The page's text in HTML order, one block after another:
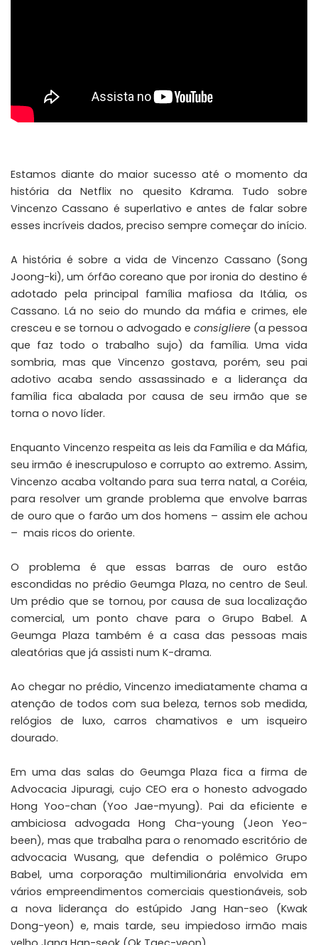
Estamos diante do maior sucesso até o momento da
história da Netflix no quesito Kdrama. Tudo sobre
Vincenzo Cassano é superlativo e antes de falar sobre
esses incríveis dados, preciso sempre começar do início.
A história é sobre a vida de Vincenzo Cassano (Song
Joong-ki), um órfão coreano que por ironia do destino é
adotado pela principal família mafiosa da Itália, os
Cassano. Lá no seio do mundo da máfia e crimes, ele
cresceu e se tornou o advogado e consigliere (a pessoa
que faz todo o trabalho sujo) da família. Uma vida
sombria, mas que Vincenzo gostava, porém, seu pai
adotivo acaba sendo assassinado e a liderança da
família fica abalada por causa de seu irmão que se
torna o novo líder.
Enquanto Vincenzo respeita as leis da Família e da Máfia,
seu irmão é inescrupuloso e corrupto ao extremo. Assim,
Vincenzo acaba voltando para sua terra natal, a Coréia,
para resolver um grande problema que envolve barras
de ouro que o farão um dos homens – assim ele achou
– mais ricos do oriente.
O problema é que essas barras de ouro estão
escondidas no prédio Geumga Plaza, no centro de Seul.
Um prédio que se tornou, por causa de sua localização
comercial, um ponto chave para o Grupo Babel. A
Geumga Plaza também é a casa das pessoas mais
aleatórias que já assisti num K-drama.
Ao chegar no prédio, Vincenzo imediatamente chama a
atenção de todos com sua beleza, ternos sob medida,
relógios de luxo, carros chamativos e um isqueiro
dourado.
Em uma das salas do Geumga Plaza fica a firma de
Advocacia Jipuragi, cujo CEO era o honesto advogado
Hong Yoo-chan (Yoo Jae-myung). Pai da eficiente e
ambiciosa advogada Hong Cha-young (Jeon Yeo-
been), mas que trabalha para o renomado escritório de
advocacia Wusang, que defendia o polêmico Grupo
Babel, uma corporação multimilionária envolvida em
vários empreendimentos comerciais questionáveis, sob
a nova liderança do estúpido Jang Han-seo (Kwak
Dong-yeon) e, mais tarde, seu impiedoso irmão mais